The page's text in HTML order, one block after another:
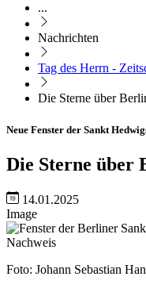
...
Nachrichten
Tag des Herrn -
Die Sterne über
Neue Fenster der Sankt
Die Sterne über
14.01.2025
Image
Nachweis
Foto: Johann Sebastian